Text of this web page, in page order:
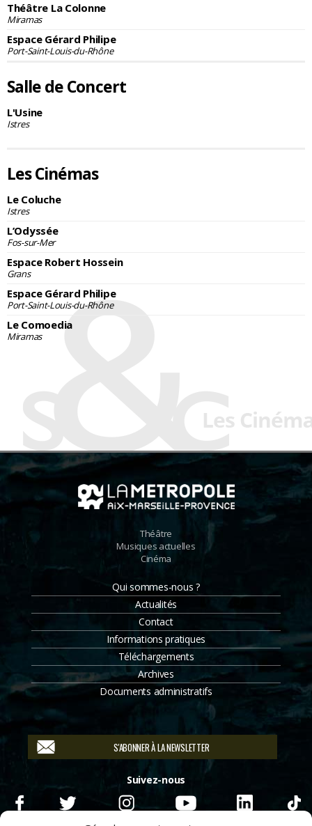
Théâtre La Colonne
Miramas
Espace Gérard Philipe
Port-Saint-Louis-du-Rhône
Salle de Concert
L'Usine
Istres
Les Cinémas
Le Coluche
Istres
L’Odyssée
Fos-sur-Mer
Espace Robert Hossein
Grans
Espace Gérard Philipe
Port-Saint-Louis-du-Rhône
Le Comoedia
Miramas
Théâtre
Musiques actuelles
Cinéma
Qui sommes-nous ?
Actualités
Contact
Informations pratiques
Téléchargements
Archives
Documents administratifs
S'ABONNER À LA NEWSLETTER
Suivez-nous